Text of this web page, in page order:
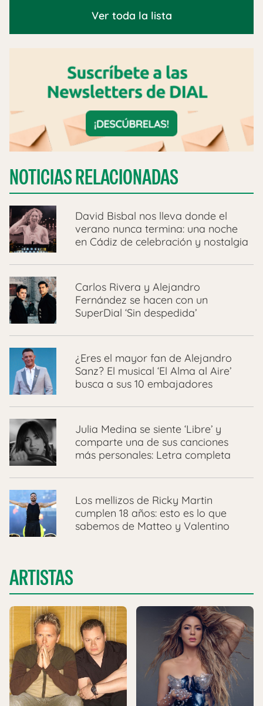
Ver toda la lista
NOTICIAS RELACIONADAS
David Bisbal nos lleva donde el
verano nunca termina: una noche
en Cádiz de celebración y nostalgia
Carlos Rivera y Alejandro
Fernández se hacen con un
SuperDial ‘Sin despedida’
¿Eres el mayor fan de Alejandro
Sanz? El musical ‘El Alma al Aire’
busca a sus 10 embajadores
Julia Medina se siente ‘Libre’ y
comparte una de sus canciones
más personales: Letra completa
Los mellizos de Ricky Martin
cumplen 18 años: esto es lo que
sabemos de Matteo y Valentino
ARTISTAS